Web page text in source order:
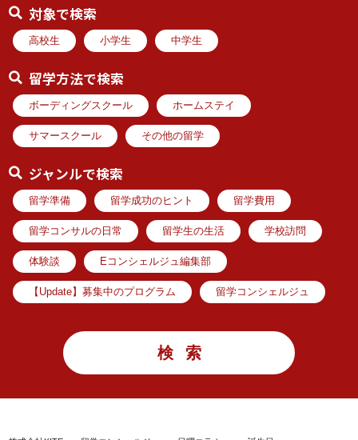
対象で検索
高校生 小学生 中学生
留学方法で検索
ボーディングスクール ホームステイ
サマースクール その他の留学
ジャンルで検索
留学準備 留学成功のヒント 留学費用
留学コンサルの日常 留学生の生活 学校訪問
体験談 Eコンシェルジュ編集部
【Update】募集中のプログラム 留学コンシェルジュ